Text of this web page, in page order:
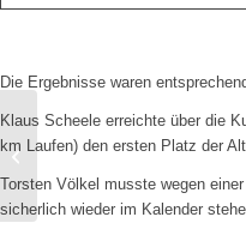
Die Ergebnisse waren
Klaus Scheele erreichte über die
km Laufen) den ersten Platz der
Torsten Völkel musste wegen
sicherlich wieder im Kalender
Böblinger Stadtlauf 24.7. –